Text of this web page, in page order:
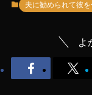
夫に勧められて彼
よ